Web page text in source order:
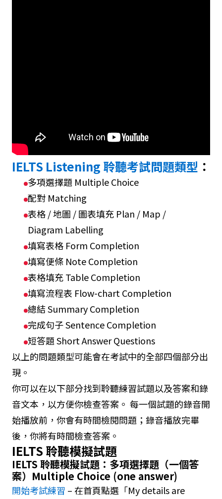
IELTS Listening 聆聽考試問題類型 ：
多項選擇題 Multiple Choice
配對 Matching
表格 / 地圖 / 圖表填充 Plan / Map /
Diagram Labelling
填寫表格 Form Completion
填寫便條 Note Completion
表格填充 Table Completion
填寫流程表 Flow-chart Completion
總結 Summary Completion
完成句子 Sentence Completion
短答題 Short Answer Questions
以上的問題類型可能會在考試中的全部四個部分出
現。
你可以在以下部分找到聆聽練習試題以及答案和錄
音文本，以方便你檢查答案。 每一個試題的錄音開
始播放前，你會有時間檢閱問題；錄音播放完畢
後，你將有時間檢查答案。
IELTS 聆聽模擬試題
IELTS 聆聽模擬試題：多項選擇題（一個答
案）Multiple Choice (one answer)
開始考試練習 – 在首頁點選「My details are